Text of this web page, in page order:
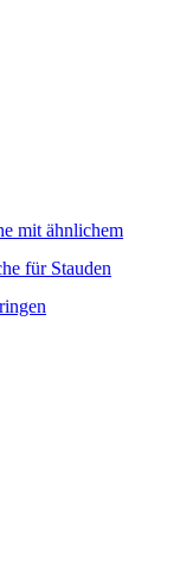
mit ähnlichem
für Stauden